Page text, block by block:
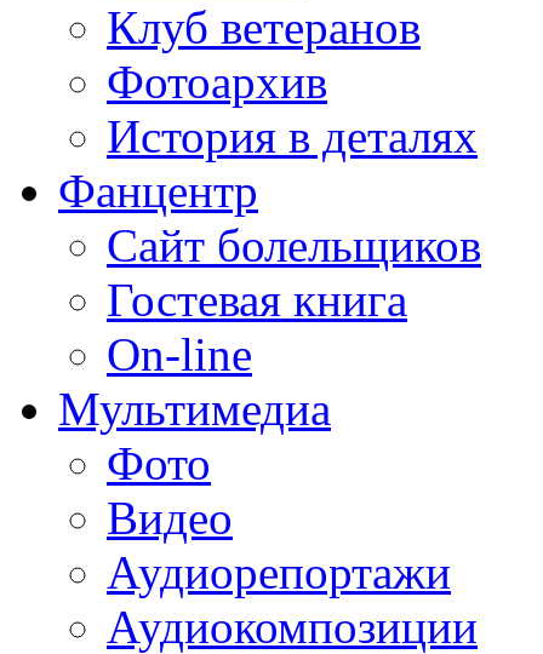
Клуб ветеранов
Фотоархив
История в деталях
Фанцентр
Сайт болельщиков
Гостевая книга
On-line
Мультимедиа
Фото
Видео
Аудиорепортажи
Аудиокомпозиции